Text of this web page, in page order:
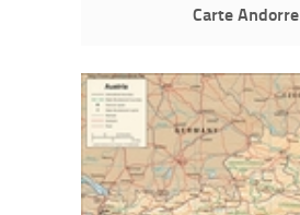
Carte Andorre